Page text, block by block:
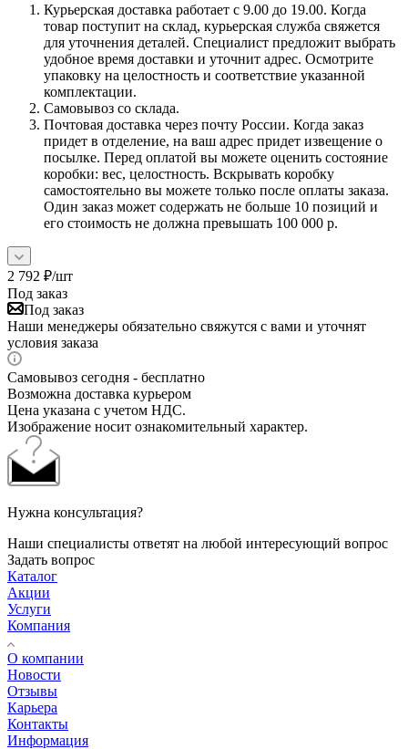
Курьерская доставка работает с 9.00 до 19.00. Когда
товар поступит на склад, курьерская служба свяжется
для уточнения деталей. Специалист предложит выбрать
удобное время доставки и уточнит адрес. Осмотрите
упаковку на целостность и соответствие указанной
комплектации.
Самовывоз со склада.
Почтовая доставка через почту России. Когда заказ
придет в отделение, на ваш адрес придет извещение о
посылке. Перед оплатой вы можете оценить состояние
коробки: вес, целостность. Вскрывать коробку
самостоятельно вы можете только после оплаты заказа.
Один заказ может содержать не больше 10 позиций и
его стоимость не должна превышать 100 000 р.
2 792 ₽/шт
Под заказ
Под заказ
Наши менеджеры обязательно свяжутся с вами и уточнят
условия заказа
Самовывоз сегодня - бесплатно
Возможна доставка курьером
Цена указана с учетом НДС.
Изображение носит ознакомительный характер.
Нужна консультация?
Наши специалисты ответят на любой интересующий вопрос
Задать вопрос
Каталог
Акции
Услуги
Компания
О компании
Новости
Отзывы
Карьера
Контакты
Информация